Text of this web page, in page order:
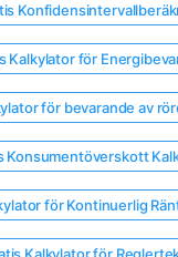
Kalkylator för
för bevarande av
Konsumentöverskott
för Kontinuerlig